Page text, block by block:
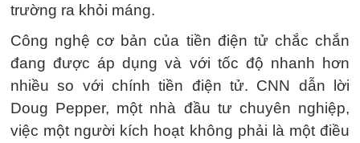
trường ra khỏi máng.
Công nghệ cơ bản của tiền điện tử chắc chắn
đang được áp dụng và với tốc độ nhanh hơn
nhiều so với chính tiền điện tử. CNN dẫn lời
Doug Pepper, một nhà đầu tư chuyên nghiệp,
việc một người kích hoạt không phải là một điều